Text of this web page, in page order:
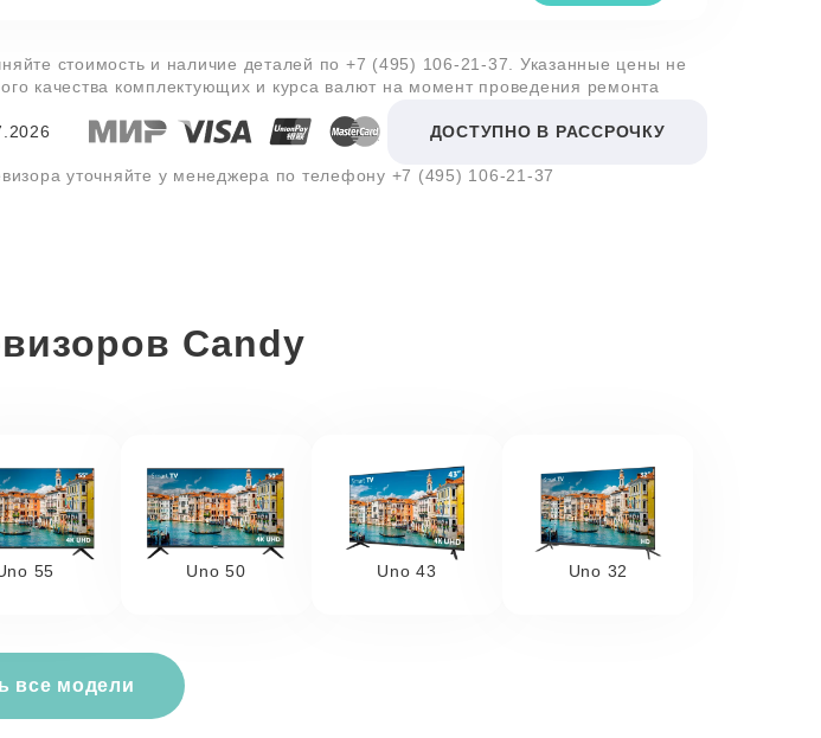
стоимость и наличие деталей по +7 (495) 106-21-37 . Указанные цены не
качества комплектующих и курса валют на момент проведения ремонта
ДОСТУПНО В РАССРОЧКУ
уточняйте у менеджера по телефону +7 (495) 106-21-37
Candy
55 Uno 50 Uno 43 Uno 32
все модели